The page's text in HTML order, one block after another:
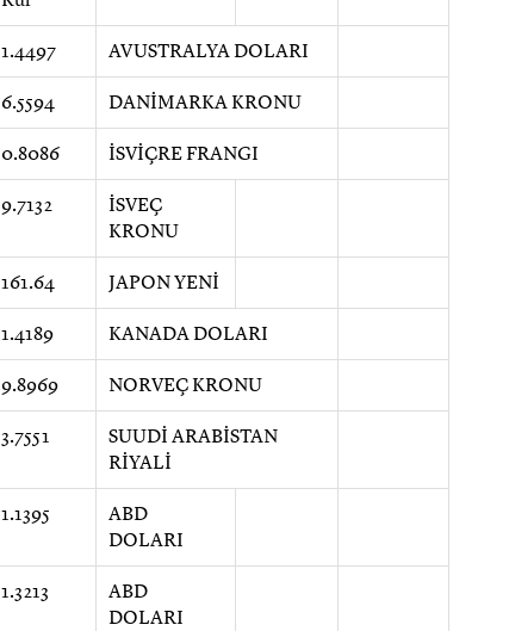
1.4497 AVUSTRALYA DOLARI
6.5594 DANİMARKA KRONU
0.8086 İSVİÇRE FRANGI
9.7132
İSVEÇ
KRONU
161.64 JAPON YENİ
1.4189 KANADA DOLARI
9.8969 NORVEÇ KRONU
3.7551
SUUDİ ARABİSTAN
RİYALİ
1.1395
ABD
DOLARI
1.3213
ABD
DOLARI